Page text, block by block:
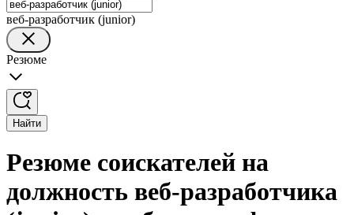
веб-разработчик (junior)
Резюме
Найти
Резюме соискателей на
должность веб-разработчика